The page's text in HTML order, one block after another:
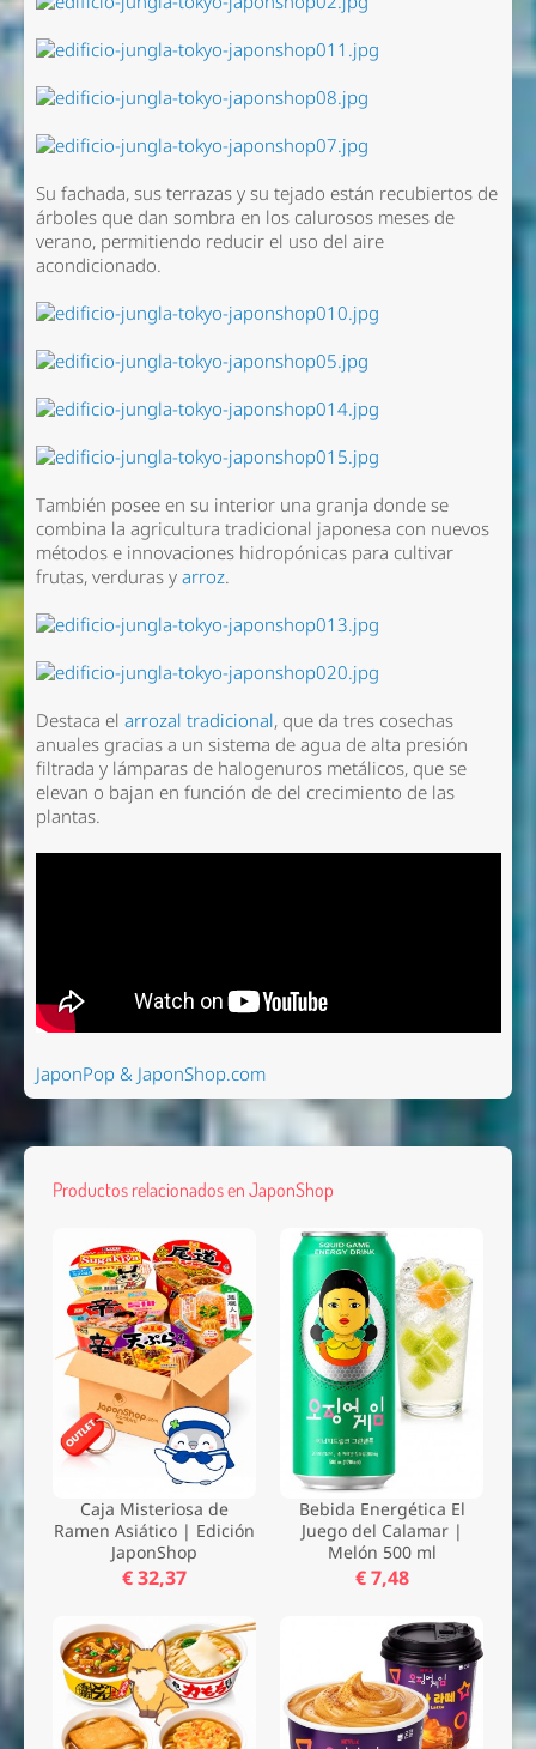
Su fachada, sus terrazas y su tejado están recubiertos de
árboles que dan sombra en los calurosos meses de
verano, permitiendo reducir el uso del aire
acondicionado.
También posee en su interior una granja donde se
combina la agricultura tradicional japonesa con nuevos
métodos e innovaciones hidropónicas para cultivar
frutas, verduras yarroz.
Destaca el arrozal tradicional, que da tres cosechas
anuales gracias a un sistema de agua de alta presión
filtrada y lámparas de halogenuros metálicos, que se
elevan o bajan en función de del crecimiento de las
plantas.
JaponPop & JaponShop.com
Productos relacionados en JaponShop
Caja Misteriosa de
Ramen Asiático | Edición
JaponShop
€ 32,37
Bebida Energética El
Juego del Calamar |
Melón 500 ml
€ 7,48